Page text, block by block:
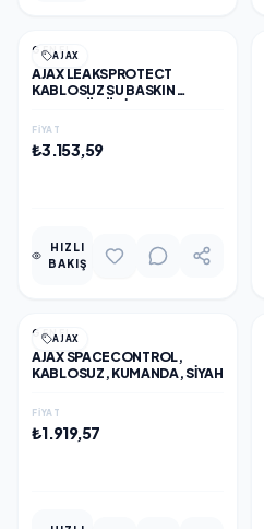
AJAX
GENEL
AJAX LEAKSPROTECT
KABLOSUZ SU BASKIN
FIYAT
₺3.153,59
HIZLI
BAKIŞ
AJAX
GENEL
AJAX SPACECONTROL,
KABLOSUZ, KUMANDA, SİYAH
FIYAT
₺1.919,57